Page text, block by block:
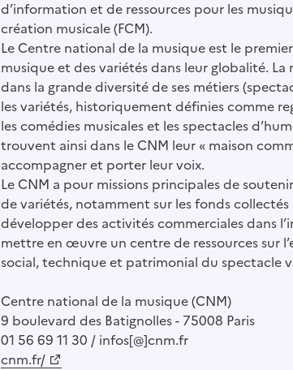
d’information et de ressources pour les
création musicale (FCM).
Le Centre national de la musique est le
musique et des variétés dans leur globalité.
dans la grande diversité de ses métiers
les variétés, historiquement définies comme
les comédies musicales et les spectacles
trouvent ainsi dans le CNM leur « maison
accompagner et porter leur voix.
Le CNM a pour missions principales de
de variétés, notamment sur les fonds
développer des activités commerciales dans
mettre en œuvre un centre de ressources sur
social, technique et patrimonial du spectacle
Centre national de la musique (CNM)
9 boulevard des Batignolles - 75008 Paris
01 56 69 11 30 / infos[@]cnm.fr
cnm.fr/